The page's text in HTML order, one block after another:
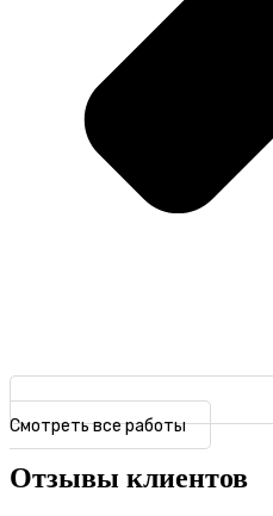
Смотреть все работы
Отзывы клиентов